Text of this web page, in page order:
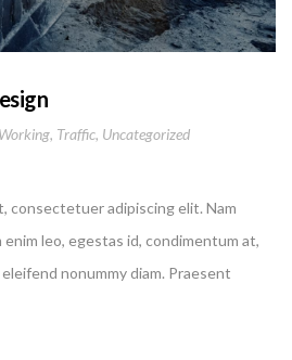
, Traffic, Uncategorized
consectetuer adipiscing elit. Nam
leo, egestas id, condimentum at,
nonummy diam. Praesent